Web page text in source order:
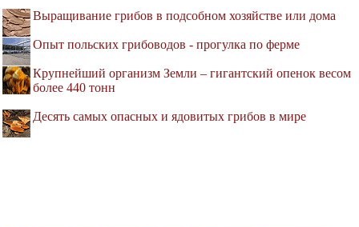
Выращивание грибов в подсобном хозяйстве или дома
Опыт польских грибоводов - прогулка по ферме
Крупнейший организм Земли – гигантский опенок весом
более 440 тонн
Десять самых опасных и ядовитых грибов в мире